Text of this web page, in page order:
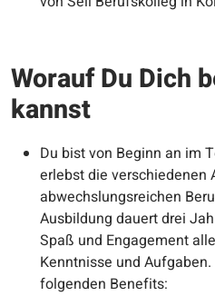
Worauf Du Dich
kannst
Du bist von Beginn an im
erlebst die verschiedenen
abwechslungsreichen
Ausbildung dauert drei
Spaß und Engagement
Kenntnisse und
folgenden Benefits: